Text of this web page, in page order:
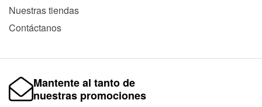
Nuestras tiendas
Contáctanos
Mantente al tanto de
nuestras promociones